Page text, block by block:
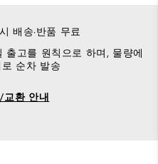
배송·반품 무료
고를 원칙으로 하며, 물량에
순차 발송
환 안내